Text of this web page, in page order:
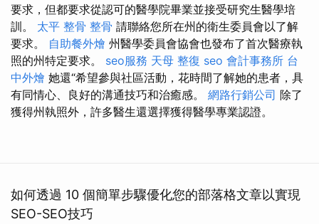
要求，但都要求從認可的醫學院畢業並接受研究生醫學培
訓。 太平 整骨 整骨 請聯絡您所在州的衛生委員會以了解
要求。 自助餐外燴 州醫學委員會協會也發布了首次醫療執
照的州特定要求。 seo服務 天母 整復 seo 會計事務所 台
中外燴 她還“希望參與社區活動，花時間了解她的患者，具
有同情心、良好的溝通技巧和治癒感。 網路行銷公司 除了
獲得州執照外，許多醫生還選擇獲得醫學專業認證。
如何透過 10 個簡單步驟優化您的部落格文章以實現
SEO-SEO技巧